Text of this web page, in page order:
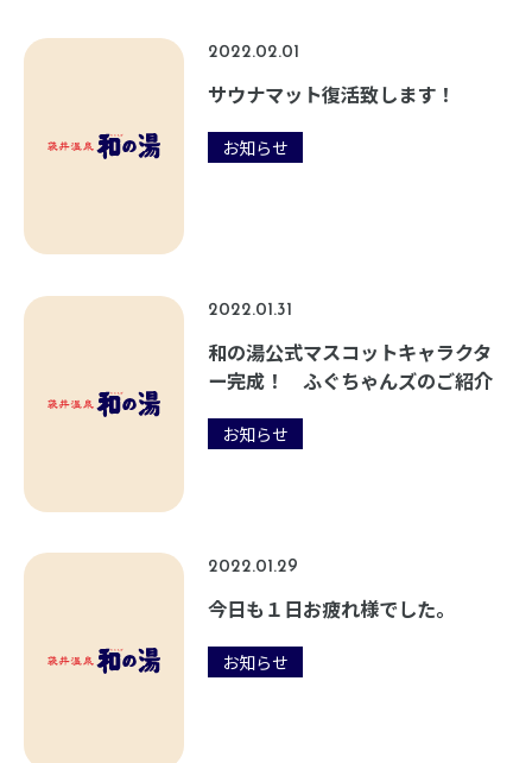
2022.02.01
サウナマット復活致します！
お知らせ
2022.01.31
和の湯公式マスコットキャラクタ
ー完成！ ふぐちゃんズのご紹介
お知らせ
2022.01.29
今日も１日お疲れ様でした。
お知らせ